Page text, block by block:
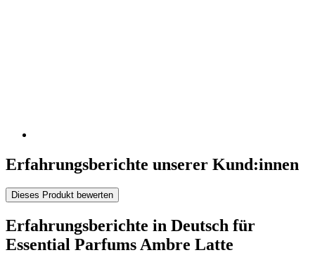
Erfahrungsberichte unserer Kund:innen
Dieses Produkt bewerten
Erfahrungsberichte in Deutsch für
Essential Parfums Ambre Latte